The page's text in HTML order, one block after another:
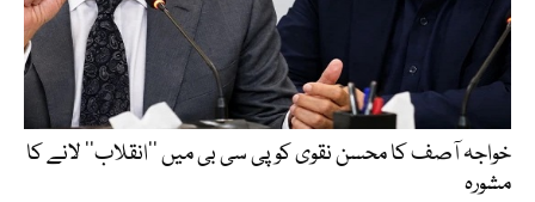
خواجہ آصف کا محسن نقوی کو پی سی بی میں ’’انقلاب‘‘ لانے کا
مشورہ